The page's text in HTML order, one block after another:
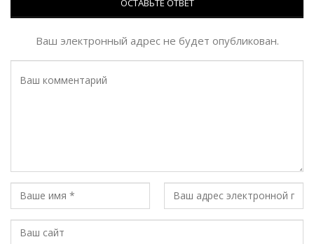
ОСТАВЬТЕ ОТВЕТ
Ваш электронный адрес не будет опубликован.